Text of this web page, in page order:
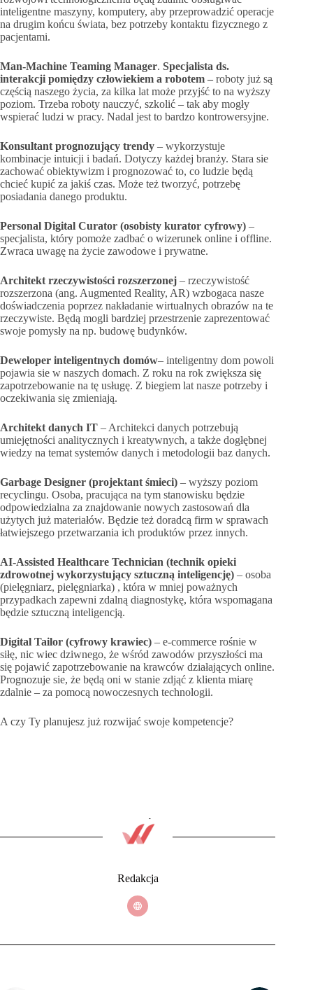
inteligentne maszyny, komputery, aby przeprowadzić operacje
na drugim końcu świata, bez potrzeby kontaktu fizycznego z
pacjentami.
Man-Machine Teaming Manager. Specjalista ds.
interakcji pomiędzy człowiekiem a robotem – roboty już są
częścią naszego życia, za kilka lat może przyjść to na wyższy
poziom. Trzeba roboty nauczyć, szkolić – tak aby mogły
wspierać ludzi w pracy. Nadal jest to bardzo kontrowersyjne.
Konsultant prognozujący trendy – wykorzystuje
kombinacje intuicji i badań. Dotyczy każdej branży. Stara sie
zachować obiektywizm i prognozować to, co ludzie będą
chcieć kupić za jakiś czas. Może też tworzyć, potrzebę
posiadania danego produktu.
Personal Digital Curator (osobisty kurator cyfrowy) –
specjalista, który pomoże zadbać o wizerunek online i offline.
Zwraca uwagę na życie zawodowe i prywatne.
Architekt rzeczywistości rozszerzonej – rzeczywistość
rozszerzona (ang. Augmented Reality, AR) wzbogaca nasze
doświadczenia poprzez nakładanie wirtualnych obrazów na te
rzeczywiste. Będą mogli bardziej przestrzenie zaprezentować
swoje pomysły na np. budowę budynków.
Deweloper inteligentnych domów– inteligentny dom powoli
pojawia sie w naszych domach. Z roku na rok zwiększa się
zapotrzebowanie na tę usługę. Z biegiem lat nasze potrzeby i
oczekiwania się zmieniają.
Architekt danych IT – Architekci danych potrzebują
umiejętności analitycznych i kreatywnych, a także dogłębnej
wiedzy na temat systemów danych i metodologii baz danych.
Garbage Designer (projektant śmieci) – wyższy poziom
recyclingu. Osoba, pracująca na tym stanowisku będzie
odpowiedzialna za znajdowanie nowych zastosowań dla
użytych już materiałów. Będzie też doradcą firm w sprawach
łatwiejszego przetwarzania ich produktów przez innych.
AI-Assisted Healthcare Technician (technik opieki
zdrowotnej wykorzystujący sztuczną inteligencję) – osoba
(pielęgniarz, pielęgniarka) , która w mniej poważnych
przypadkach zapewni zdalną diagnostykę, która wspomagana
będzie sztuczną inteligencją.
Digital Tailor (cyfrowy krawiec) – e-commerce rośnie w
siłę, nic wiec dziwnego, że wśród zawodów przyszłości ma
się pojawić zapotrzebowanie na krawców działających online.
Prognozuje sie, że będą oni w stanie zdjąć z klienta miarę
zdalnie – za pomocą nowoczesnych technologii.
A czy Ty planujesz już rozwijać swoje kompetencje?
Redakcja